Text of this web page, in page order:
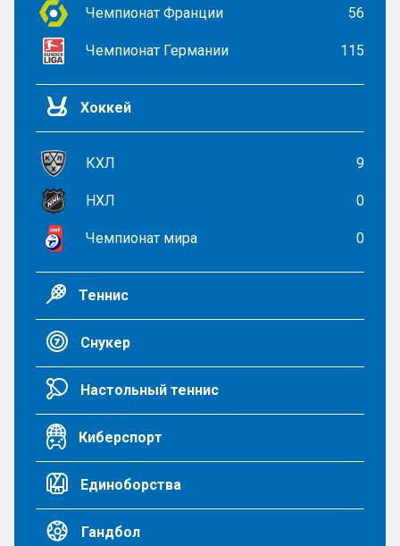
Чемпионат Франции 56
Чемпионат Германии 115
Хоккей
КХЛ 9
НХЛ 0
Чемпионат мира 0
Теннис
Снукер
Настольный теннис
Киберспорт
Единоборства
Гандбол